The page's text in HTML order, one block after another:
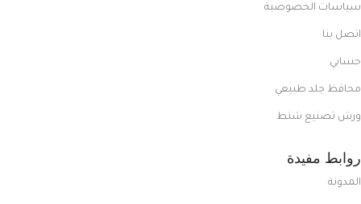
سياسات الخصوصية
اتصل بنا
حسابي
محافظ جلد طبيعي
ورش تصنيع شنط
روابط مفيدة
المدونة